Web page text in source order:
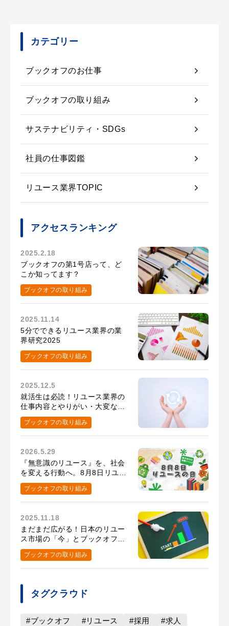
カテゴリー
ブックオフのお仕事
ブックオフの取り組み
サステナビリティ・SDGs
社員の仕事図鑑
リユース業界TOPIC
アクセスランキング
2025.2.18
ブックオフの第1号店って、ど
こか知ってます？
ブックオフの取り組み
2025.11.14
5分でできるリユース業界の業
界研究2025
ブックオフの取り組み
2025.12.5
就活生は必読！リユース業界の
仕事内容とやりがい・大変なこ
と
ブックオフの取り組み
2026.5.29
『無意識のリユース』を、社会
を変える行動へ。8月8日リユー
スの日の取り組み
ブックオフの取り組み
2025.11.18
まだまだ広がる！日本のリユー
ス市場の「今」とブックオフが
めざす未来
ブックオフの取り組み
タグクラウド
#ブックオフ #リユース #採用
#求人